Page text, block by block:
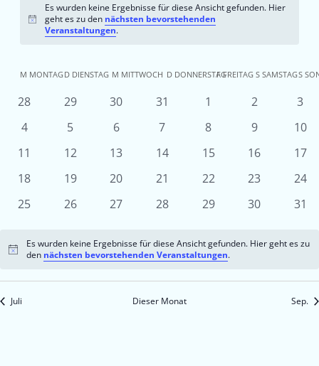
Hinweis
Es wurden keine Ergebnisse für diese Ansicht gefunden. Hier
geht es zu den nächsten bevorstehenden
Veranstaltungen.
Kalender
von
Veranstaltungen
M MONTAGD DIENSTAG M MITTWOCH D DONNERSTAG
FFREITAG SSAMSTAGS
0
28
0
29
0
30
0
31
0
1
0
2
0
3
0
4
0
5
0
6
0
7
0
8
0
9
0
10
0
11
0
12
0
13
0
14
0
15
0
16
0
17
0
18
0
19
0
20
0
21
0
22
0
23
0
24
0
25
0
26
0
27
0
28
0
29
0
30
0
31
Hinweis
Es wurden keine Ergebnisse für diese Ansicht gefunden. Hier geht es zu
den nächsten bevorstehenden Veranstaltungen.
Juli Dieser Monat Sep.